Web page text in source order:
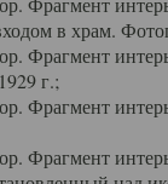
в храм.
Фрагмент
г.;
Фрагмент
Фрагмент